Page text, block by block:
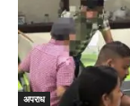
अपराध